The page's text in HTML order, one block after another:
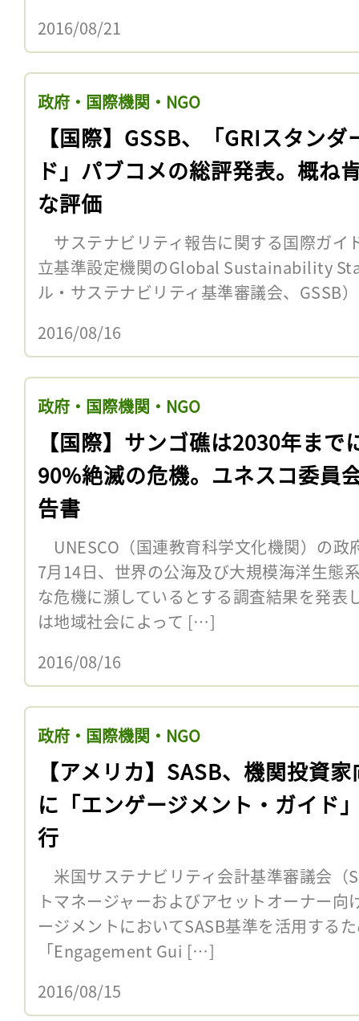
2016/08/21
政府・国際機関・NGO
【国際】GSSB、「GRIスタンダ
ド」パブコメの総評発表。概ね
な評価
サステナビリティ報告に関する国際ガイ
立基準設定機関のGlobal Sustainability
ル・サステナビリティ基準審議会、GSSB
2016/08/16
政府・国際機関・NGO
【国際】サンゴ礁は2030年まで
90%絶滅の危機。ユネスコ委員
告書
UNESCO（国連教育科学文化機関）の政
7月14日、世界の公海及び大規模海洋生態
な危機に瀕しているとする調査結果を発表
は地域社会によって […]
2016/08/16
政府・国際機関・NGO
【アメリカ】SASB、機関投資
に「エンゲージメント・ガイド
行
米国サステナビリティ会計基準審議会（
トマネージャーおよびアセットオーナー
ージメントにおいてSASB基準を活用する
「Engagement Gui […]
2016/08/15